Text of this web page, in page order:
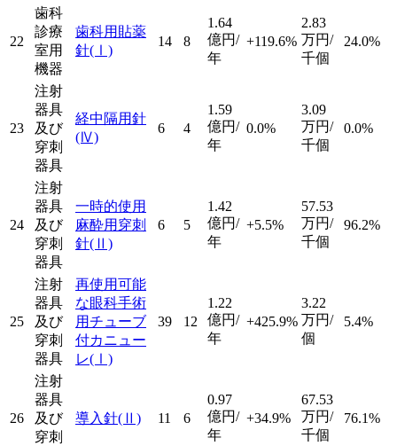
22
歯科
診療
室用
機器
歯科用貼薬
針(Ⅰ)
14 8
1.64
億円/
年
+119.6%
2.83
万円/
千個
24.0%
23
注射
器具
及び
穿刺
器具
経中隔用針
(Ⅳ)
6 4
1.59
億円/
年
0.0%
3.09
万円/
千個
0.0%
24
注射
器具
及び
穿刺
器具
一時的使用
麻酔用穿刺
針(Ⅱ)
6 5
1.42
億円/
年
+5.5%
57.53
万円/
千個
96.2%
25
注射
器具
及び
穿刺
器具
再使用可能
な眼科手術
用チューブ
付カニュー
レ(Ⅰ)
39 12
1.22
億円/
年
+425.9%
3.22
万円/
個
5.4%
26
注射
器具
及び
穿刺
導入針(Ⅱ) 11 6
0.97
億円/
年
+34.9%
67.53
万円/
千個
76.1%